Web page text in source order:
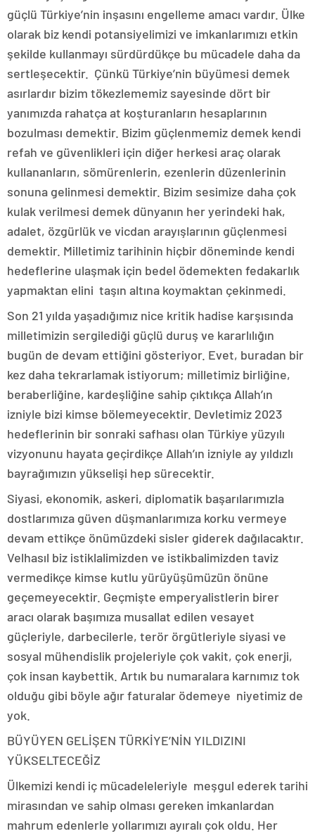
güçlü Türkiye’nin inşasını engelleme amacı vardır. Ülke
olarak biz kendi potansiyelimizi ve imkanlarımızı etkin
şekilde kullanmayı sürdürdükçe bu mücadele daha da
sertleşecektir. Çünkü Türkiye’nin büyümesi demek
asırlardır bizim tökezlememiz sayesinde dört bir
yanımızda rahatça at koşturanların hesaplarının
bozulması demektir. Bizim güçlenmemiz demek kendi
refah ve güvenlikleri için diğer herkesi araç olarak
kullananların, sömürenlerin, ezenlerin düzenlerinin
sonuna gelinmesi demektir. Bizim sesimize daha çok
kulak verilmesi demek dünyanın her yerindeki hak,
adalet, özgürlük ve vicdan arayışlarının güçlenmesi
demektir. Milletimiz tarihinin hiçbir döneminde kendi
hedeflerine ulaşmak için bedel ödemekten fedakarlık
yapmaktan elini taşın altına koymaktan çekinmedi.
Son 21 yılda yaşadığımız nice kritik hadise karşısında
milletimizin sergilediği güçlü duruş ve kararlılığın
bugün de devam ettiğini gösteriyor. Evet, buradan bir
kez daha tekrarlamak istiyorum; milletimiz birliğine,
beraberliğine, kardeşliğine sahip çıktıkça Allah’ın
izniyle bizi kimse bölemeyecektir. Devletimiz 2023
hedeflerinin bir sonraki safhası olan Türkiye yüzyılı
vizyonunu hayata geçirdikçe Allah’ın izniyle ay yıldızlı
bayrağımızın yükselişi hep sürecektir.
Siyasi, ekonomik, askeri, diplomatik başarılarımızla
dostlarımıza güven düşmanlarımıza korku vermeye
devam ettikçe önümüzdeki sisler giderek dağılacaktır.
Velhasıl biz istiklalimizden ve istikbalimizden taviz
vermedikçe kimse kutlu yürüyüşümüzün önüne
geçemeyecektir. Geçmişte emperyalistlerin birer
aracı olarak başımıza musallat edilen vesayet
güçleriyle, darbecilerle, terör örgütleriyle siyasi ve
sosyal mühendislik projeleriyle çok vakit, çok enerji,
çok insan kaybettik. Artık bu numaralara karnımız tok
olduğu gibi böyle ağır faturalar ödemeye niyetimiz de
yok.
BÜYÜYEN GELİŞEN TÜRKİYE’NİN YILDIZINI
YÜKSELTECEĞİZ
Ülkemizi kendi iç mücadeleleriyle meşgul ederek tarihi
mirasından ve sahip olması gereken imkanlardan
mahrum edenlerle yollarımızı ayıralı çok oldu. Her